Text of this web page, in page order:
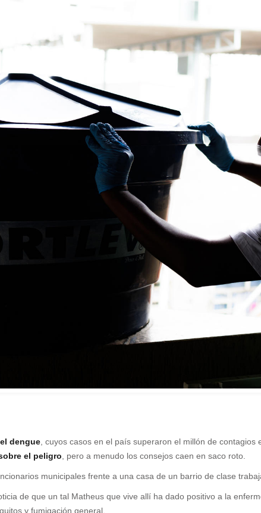
dengue , cuyos casos en el país superaron el millón de contagios
el peligro , pero a menudo los consejos caen en saco roto.
municipales frente a una casa de un barrio de clase
de que un tal Matheus que vive allí ha dado positivo a la
y fumigación general.